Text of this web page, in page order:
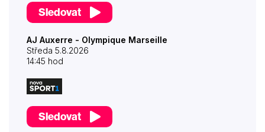
Sledovat
AJ Auxerre - Olympique Marseille
Středa 5.8.2026
14:45 hod
Sledovat